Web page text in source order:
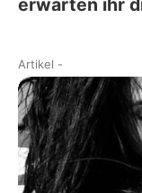
erwarten ihr
Artikel -